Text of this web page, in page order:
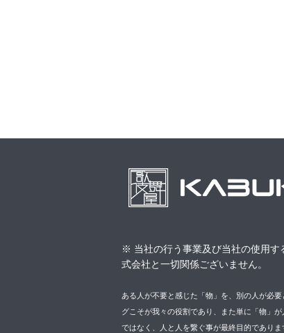
※ 当社の行う事業及び当社の使用す
式会社と一切関係ございません。
ある人が不要と感じた「物」を、別の人が必
グこそが我々の役割であり、また単に「物」
ではなく、人と人を繋ぐ事が最終目的でありま